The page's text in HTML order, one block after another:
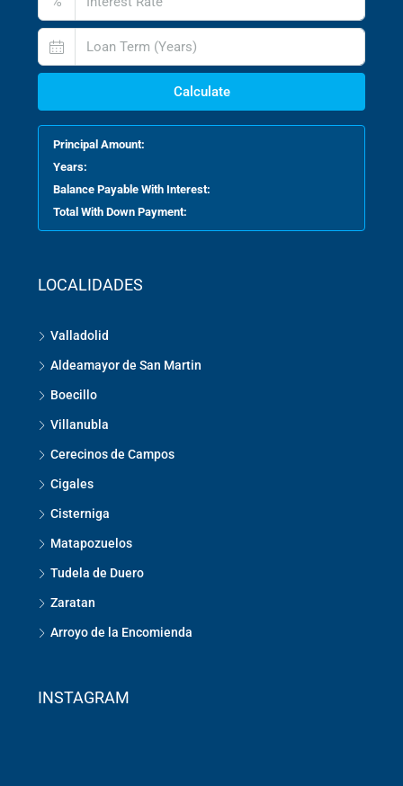
Calculate
Principal Amount:
Years:
Balance Payable With Interest:
Total With Down Payment:
LOCALIDADES
Valladolid
Aldeamayor de San Martin
Boecillo
Villanubla
Cerecinos de Campos
Cigales
Cisterniga
Matapozuelos
Tudela de Duero
Zaratan
Arroyo de la Encomienda
INSTAGRAM